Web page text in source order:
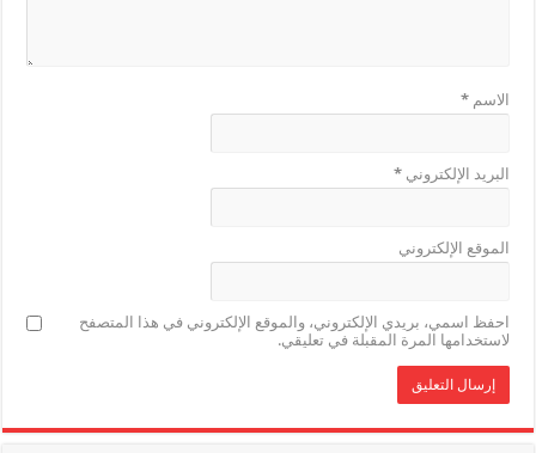
الاسم*
البريد الإلكتروني*
الموقع الإلكتروني
احفظ اسمي، بريدي الإلكتروني، والموقع الإلكتروني في هذا المتصفح
لاستخدامها المرة المقبلة في تعليقي.